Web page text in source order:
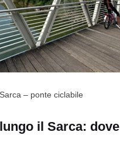
– ponte ciclabile
il Sarca: dove